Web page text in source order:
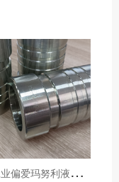
广
东工业偏爱玛努利液压产品的五大原因（代理深度分析）